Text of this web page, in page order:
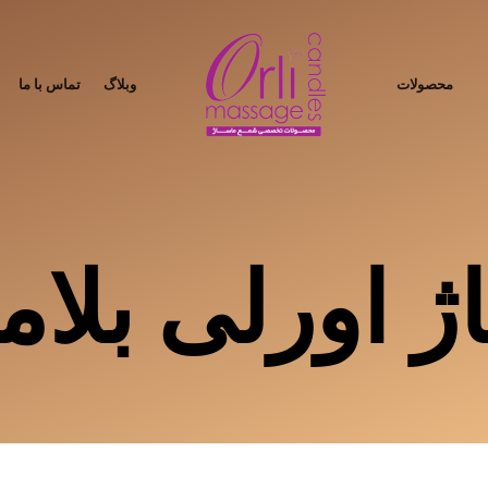
محصولات وبلاگ تماس با ما